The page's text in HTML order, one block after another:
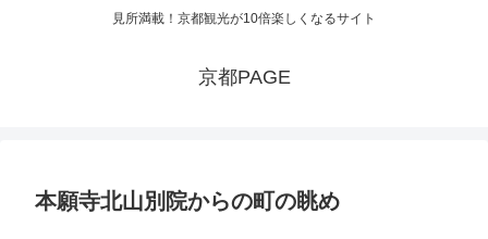
見所満載！京都観光が10倍楽しくなるサイト
京都PAGE
本願寺北山別院からの町の眺め